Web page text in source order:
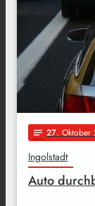
notes 27.
Ingolstadt
Auto